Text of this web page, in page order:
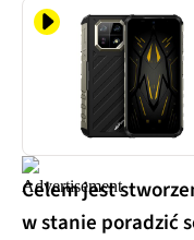
Celem jest
w stanie poradzić